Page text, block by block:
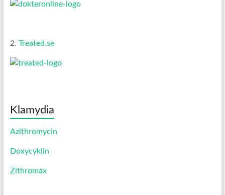
2. Treated.se
Klamydia
Azithromycin
Doxycyklin
Zithromax